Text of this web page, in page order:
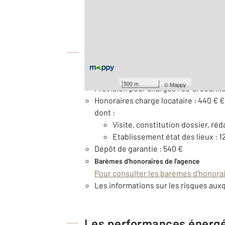
500 m ©Mappy
Provision pour charges : 30 €,
Honoraires charge locataire : 440 € €
dont :
Visite, constitution dossier,
Etablissement état des lieux :
Dépôt de garantie : 540 €
Barèmes d'honoraires de l'agence
Pour consulter les barèmes
Les informations sur les risques